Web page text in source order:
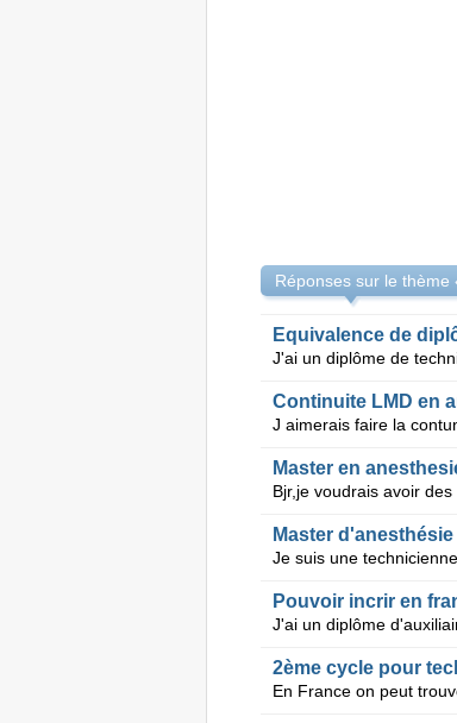
Réponses sur le thème
Equivalence de
Continuite LMD en
Master en
Master
Pouvoir incrir en
2ème cycle pour